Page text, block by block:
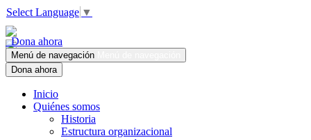
Select Language ▼
Dona ahora
Menú de navegación
Dona ahora
Inicio
Quiénes somos
Historia
Estructura organizacional